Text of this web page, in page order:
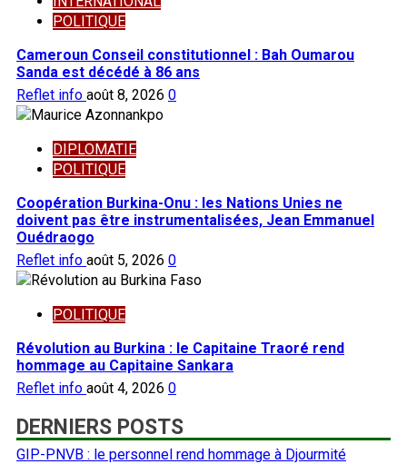
POLITIQUE
Cameroun Conseil constitutionnel : Bah Oumarou
Sanda est décédé à 86 ans
Reflet info août 8, 2026 0
DIPLOMATIE
POLITIQUE
Coopération Burkina-Onu : les Nations Unies ne
doivent pas être instrumentalisées, Jean Emmanuel
Ouédraogo
Reflet info août 5, 2026 0
POLITIQUE
Révolution au Burkina : le Capitaine Traoré rend
hommage au Capitaine Sankara
Reflet info août 4, 2026 0
DERNIERS POSTS
GIP-PNVB : le personnel rend hommage à Djourmité